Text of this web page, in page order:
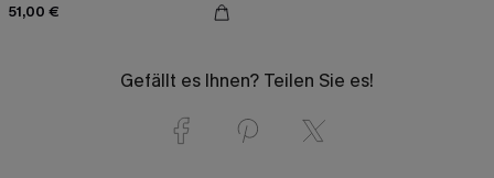
51,00 €
Gefällt es Ihnen? Teilen Sie es!